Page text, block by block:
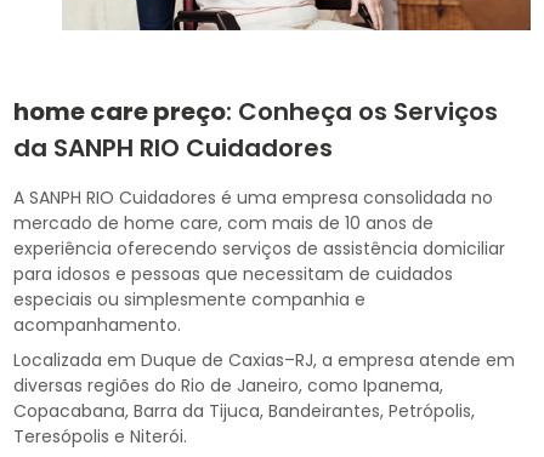
home care preço: Conheça os Serviços
da SANPH RIO Cuidadores
A SANPH RIO Cuidadores é uma empresa consolidada no
mercado de home care, com mais de 10 anos de
experiência oferecendo serviços de assistência domiciliar
para idosos e pessoas que necessitam de cuidados
especiais ou simplesmente companhia e
acompanhamento.
Localizada em Duque de Caxias–RJ, a empresa atende em
diversas regiões do Rio de Janeiro, como Ipanema,
Copacabana, Barra da Tijuca, Bandeirantes, Petrópolis,
Teresópolis e Niterói.